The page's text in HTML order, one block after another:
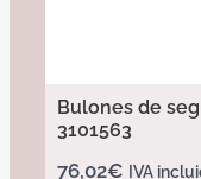
Bulones de
3101563
76,02€ IVA